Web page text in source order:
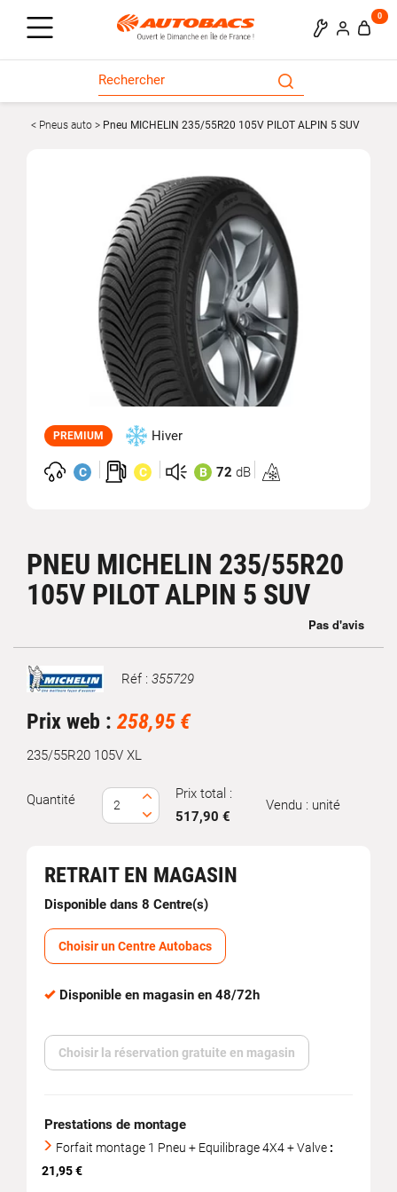
0
Pneus auto Pneu MICHELIN 235/55R20 105V PILOT ALPIN 5 SUV
PNEU MICHELIN 235/55R20
105V PILOT ALPIN 5 SUV
PREMIUM Hiver
C C B 72 dB
Homologation
Marque Réf : 355729
Prix web : 258,95 €
235/55R20 105V XL
Quantité
Prix total :
517,90 €
Vendu : unité
RETRAIT EN MAGASIN
Disponible dans 8 Centre(s)
Choisir un Centre Autobacs
Disponible en magasin en 48/72h
Choisir la réservation gratuite en magasin
Prestations de montage
Forfait montage 1 Pneu + Equilibrage 4X4 + Valve :
21,95 €